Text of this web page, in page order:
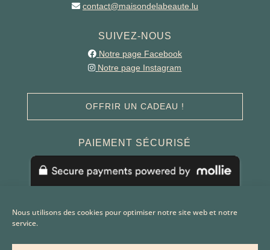
Nous utilisons des cookies pour optimiser notre site web et notre
service.
contact@maisondelabeaute.lu
SUIVEZ-NOUS
Notre page Facebook
Notre page Instagram
OFFRIR UN CADEAU !
PAIEMENT SÉCURISÉ